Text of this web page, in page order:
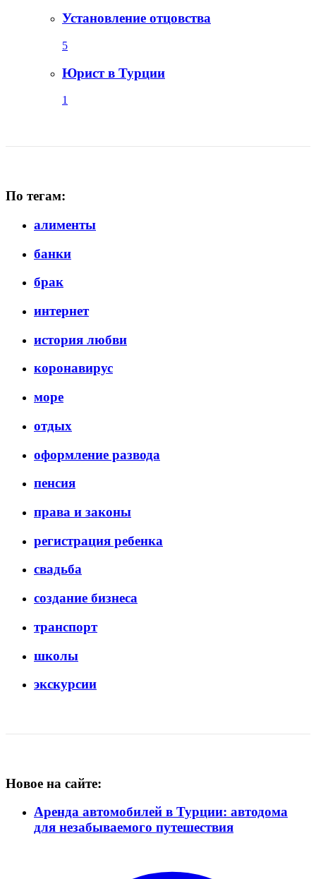
Установление отцовства
5
Юрист в Турции
1
По тегам:
алименты
банки
брак
интернет
история любви
коронавирус
море
отдых
оформление развода
пенсия
права и законы
регистрация ребенка
свадьба
создание бизнеса
транспорт
школы
экскурсии
Новое на сайте:
Аренда автомобилей в Турции: автодома
для незабываемого путешествия